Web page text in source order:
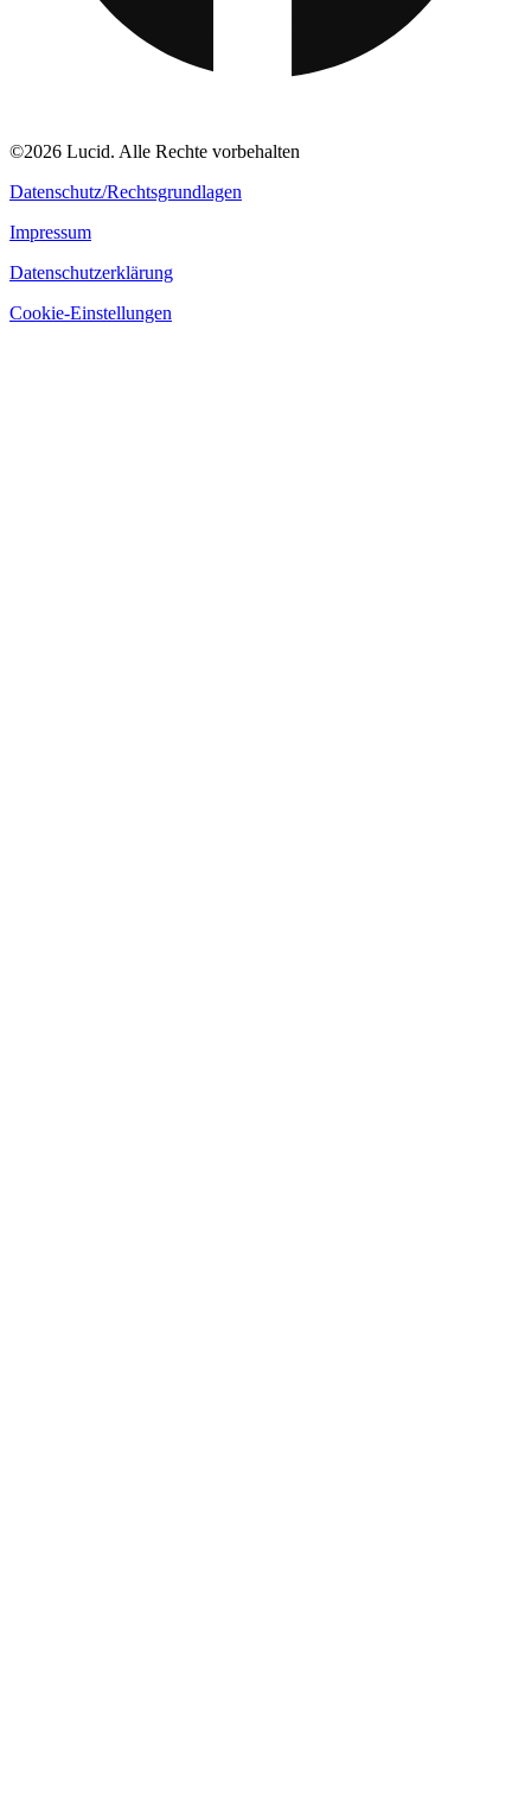
©2026 Lucid. Alle Rechte vorbehalten
Datenschutz/Rechtsgrundlagen
Impressum
Datenschutzerklärung
Cookie-Einstellungen